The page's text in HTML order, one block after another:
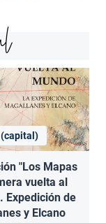
"Los Mapas
vuelta al
Expedición de
y Elcano